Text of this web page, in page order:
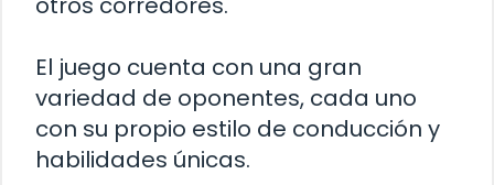
El juego cuenta con una gran
variedad de oponentes, cada uno
con su propio estilo de conducción y
habilidades únicas.